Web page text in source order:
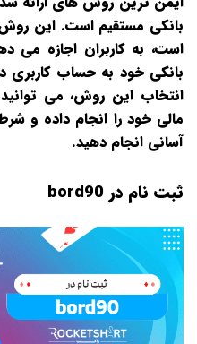
بانکی مستقیم است. این روش،
است، به کاربران اجازه
انتخاب این روش، می‌
مالی خود را انجام داده و
آسانی انجام دهید.
ثبت نام در bord90